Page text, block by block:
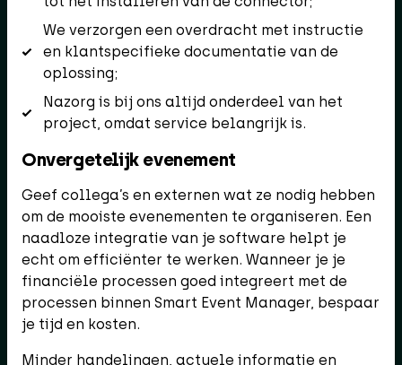
We verzorgen een overdracht met instructie
en klantspecifieke documentatie van de
oplossing;
Nazorg is bij ons altijd onderdeel van het
project, omdat service belangrijk is.
Onvergetelijk evenement
Geef collega’s en externen wat ze nodig hebben
om de mooiste evenementen te organiseren. Een
naadloze integratie van je software helpt je
echt om efficiënter te werken. Wanneer je je
financiële processen goed integreert met de
processen binnen Smart Event Manager, bespaar
je tijd en kosten.
Minder handelingen, actuele informatie en